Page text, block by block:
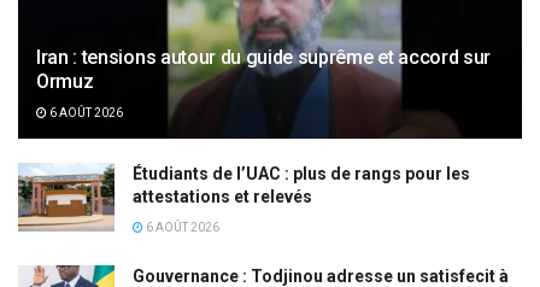
Iran : tensions autour du guide suprême et accord sur
Ormuz
6 AOÛT 2026
Étudiants de l’UAC : plus de rangs pour les
attestations et relevés
6 AOÛT 2026
Gouvernance : Todjinou adresse un satisfecit à